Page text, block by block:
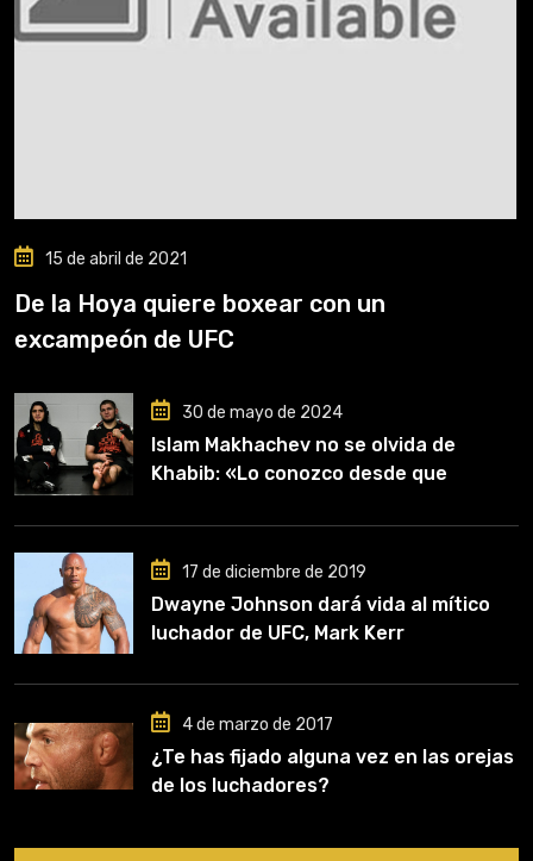
15 de abril de 2021
De la Hoya quiere boxear con un
excampeón de UFC
30 de mayo de 2024
Islam Makhachev no se olvida de
Khabib: «Lo conozco desde que
clave en mi carrera»
17 de diciembre de 2019
Dwayne Johnson dará vida al mítico
luchador de UFC, Mark Kerr
4 de marzo de 2017
¿Te has fijado alguna vez en las orejas
de los luchadores?